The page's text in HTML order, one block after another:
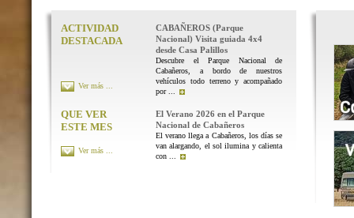
ACTIVIDAD
DESTACADA
CABAÑEROS (Parque
Nacional) Visita guiada 4x4
desde Casa Palillos
Descubre el Parque Nacional de
Cabañeros, a bordo de nuestros
vehículos todo terreno y acompañado
por ...
Ver más ...
QUE VER
ESTE MES
El Verano 2026 en el Parque
Nacional de Cabañeros
El verano llega a Cabañeros, los días se
van alargando, el sol ilumina y calienta
con ...
Ver más ...